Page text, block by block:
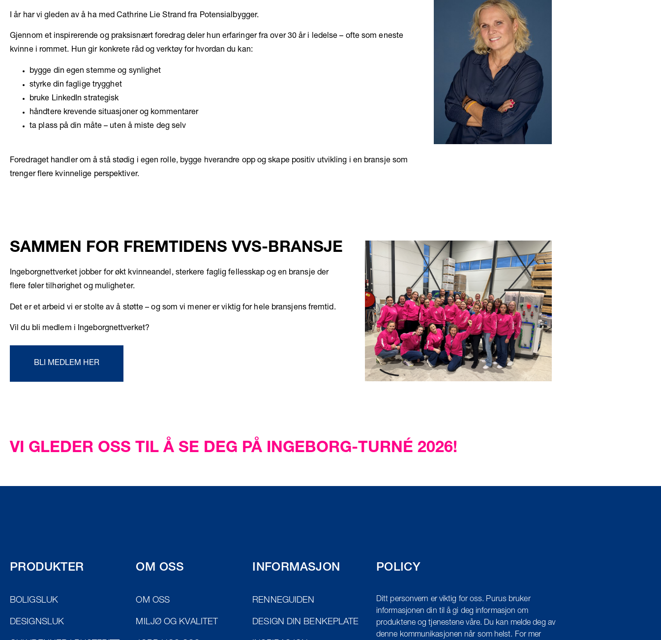
I år har vi gleden av å ha medCathrine Lie Strand fra Potensialbygger.
Gjennom et inspirerende og praksisnært foredrag deler hun erfaringer fra over 30 år i ledelse – ofte som eneste
kvinne i rommet. Hun gir konkrete råd og verktøy for hvordan du kan:
bygge din egen stemme og synlighet
styrke din faglige trygghet
bruke LinkedIn strategisk
håndtere krevende situasjoner og kommentarer
ta plass på din måte – uten å miste deg selv
Foredraget handler om å stå stødig i egen rolle, bygge hverandre opp og skape positiv utvikling i en bransje som
trenger flere kvinnelige perspektiver.
SAMMEN FOR FREMTIDENS VVS-BRANSJE
Ingeborgnettverketjobber for økt kvinneandel, sterkere faglig fellesskap og en bransje der
flere føler tilhørighet og muligheter.
Det er et arbeid vi er stolte av å støtte – og som vi mener er viktig for hele bransjens fremtid.
Vil du bli medlem i Ingeborgnettverket?
BLI MEDLEM HER
VI GLEDER OSS TIL Å SE DEG PÅ INGEBORG-TURNÉ 2026!
PRODUKTER
BOLIGSLUK
DESIGNSLUK
OM OSS
OM OSS
MILJØ OG KVALITET
INFORMASJON
RENNEGUIDEN
DESIGN DIN BENKEPLATE
POLICY
Ditt personvern er viktig for oss. Purus bruker
informasjonen din til å gi deg informasjon om
produktene og tjenestene våre. Du kan melde deg av
denne kommunikasjonen når som helst. For mer